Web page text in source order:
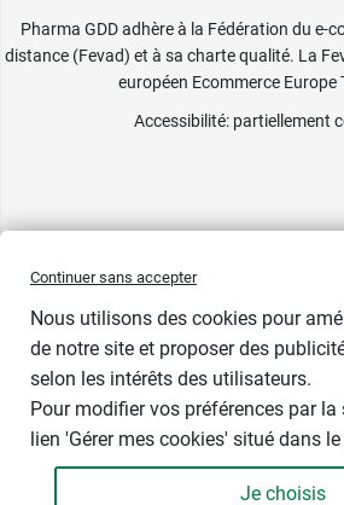
Pharma GDD adhère à la Fédération du e-
distance (Fevad) et à sa charte qualité. La
européen Ecommerce Europe
Accessibilité: partiellement
Continuer sans accepter
Nous utilisons des cookies pour
de notre site et proposer des
selon les intérêts des utilisateurs.
Pour modifier vos préférences par la
lien 'Gérer mes cookies' situé dans
Je choisis